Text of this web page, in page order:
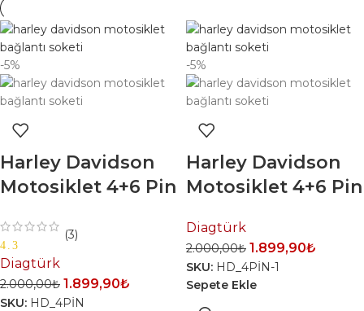
-5%
Harley Davidson
Motosiklet 4+6 Pin
OBD2
Dönüştürücü
Soketi
4.3
(3)
Diagtürk
2.000,00₺ 1.899,90₺
SKU: HD_4PİN
-5%
Harley Davidson
Motosiklet 4+6 Pin
OBD2
Dönüştürücü
Soketi
Diagtürk
2.000,00₺ 1.899,90₺
SKU: HD_4PİN-1
Sepete Ekle